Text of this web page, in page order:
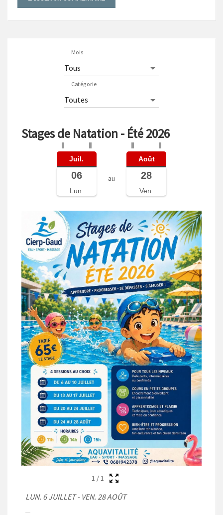
Mois
Catégorie
Stages de Natation - Été 2026
Juil.
06
Lun.
au
Août
28
Ven.
1 /1
LUN. 6 JUILLET - VEN. 28 AOÛT